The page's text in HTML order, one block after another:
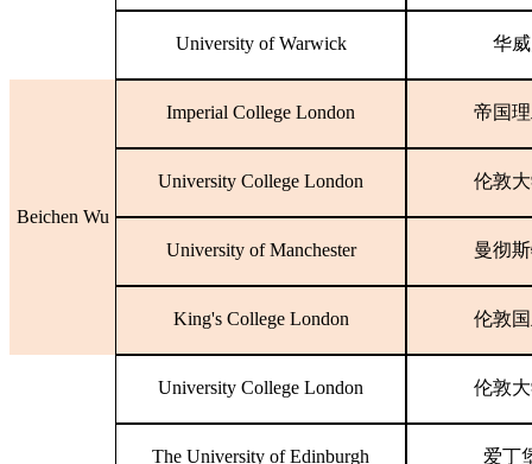
University of Warwick 华
Beichen Wu
Imperial College London 帝国
University College London 伦敦
University of Manchester 曼彻
King's College London 伦敦
University College London 伦敦
The University of Edinburgh 爱丁